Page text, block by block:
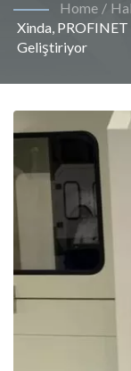
Home /
Xinda,
Geliştiriyor